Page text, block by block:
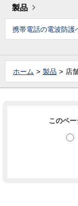
製品
携帯電話の電波防護
ホーム 製品 店
このペ